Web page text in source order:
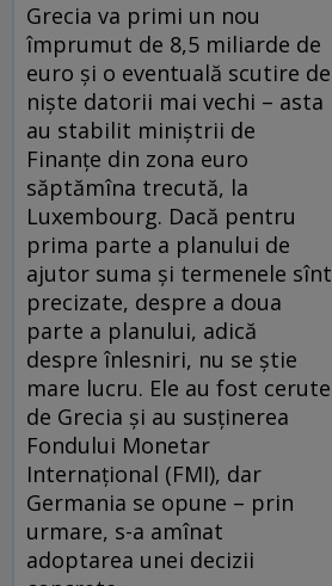
Grecia va primi un nou
împrumut de 8,5 miliarde de
euro și o eventuală scutire de
niște datorii mai vechi – asta
au stabilit miniștrii de
Finanțe din zona euro
săptămîna trecută, la
Luxembourg. Dacă pentru
prima parte a planului de
ajutor suma și termenele sînt
precizate, despre a doua
parte a planului, adică
despre înlesniri, nu se știe
mare lucru. Ele au fost cerute
de Grecia și au susținerea
Fondului Monetar
Internațional (FMI), dar
Germania se opune – prin
urmare, s-a amînat
adoptarea unei decizii